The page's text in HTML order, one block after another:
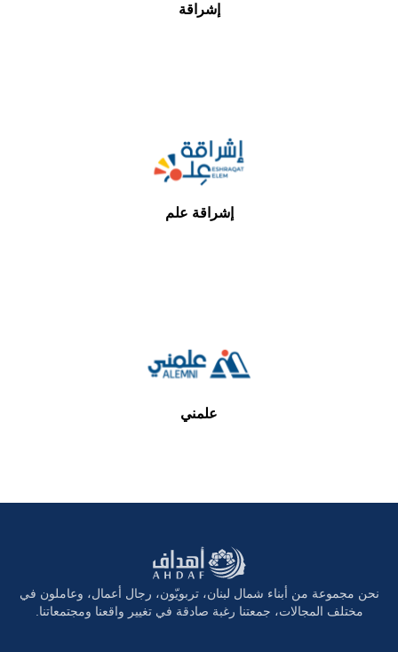
إشراقة
إشراقة علم
علمني
نحن مجموعة من أبناء شمال لبنان، تربويّون، رجال أعمال، وعاملون في
مختلف المجالات، جمعتنا رغبة صادقة في تغيير واقعنا ومجتمعاتنا.